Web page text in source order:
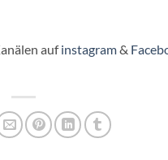
auf⁠instagram⁠&